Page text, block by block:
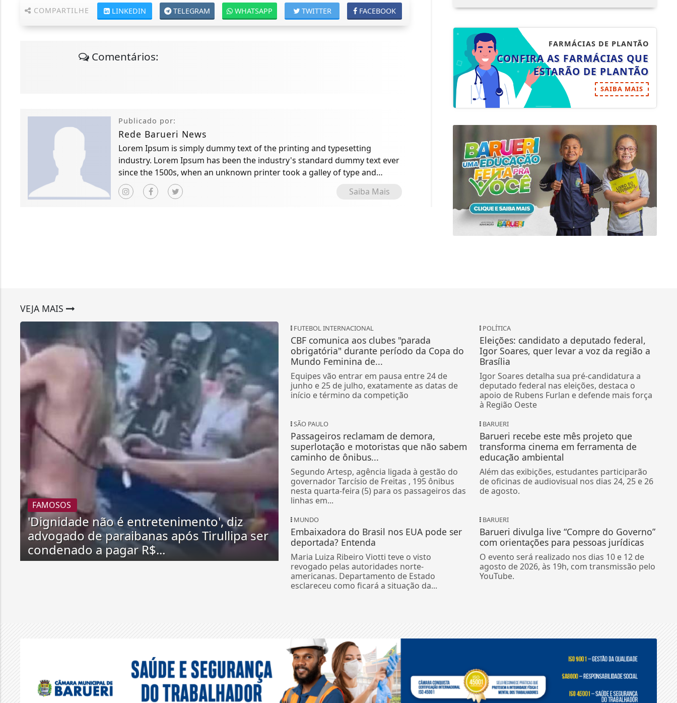
COMPARTILHE FACEBOOK
TWITTER
WHATSAPP
TELEGRAM
LINKEDIN
Comentários:
Publicado por:
Rede Barueri News
Lorem Ipsum is simply dummy text of the printing and typesetting
industry. Lorem Ipsum has been the industry's standard dummy text ever
since the 1500s, when an unknown printer took a galley of type and
scrambled it to make a type specimen book.
Saiba Mais
FARMÁCIAS DE PLANTÃO
CONFIRA AS FARMÁCIAS QUE
ESTARÃO DE PLANTÃO
SAIBA MAIS
VEJA MAIS
FAMOSOS
'Dignidade não é entretenimento', diz
advogado de paraibanas após Tirullipa ser
condenado a pagar R$...
FUTEBOL INTERNACIONAL
CBF comunica aos clubes "parada
obrigatória" durante período da Copa do
Mundo Feminina de...
Equipes vão entrar em pausa entre 24 de
junho e 25 de julho, exatamente as datas de
início e término da competição
POLÍTICA
Eleições: candidato a deputado federal,
Igor Soares, quer levar a voz da região a
Brasília
Igor Soares detalha sua pré-candidatura a
deputado federal nas eleições, destaca o
apoio de Rubens Furlan e defende mais força
à Região Oeste
SÃO PAULO
Passageiros reclamam de demora,
superlotação e motoristas que não sabem
caminho de ônibus...
Segundo Artesp, agência ligada à gestão do
governador Tarcísio de Freitas , 195 ônibus
nesta quarta-feira (5) para os passageiros das
linhas em...
BARUERI
Barueri recebe este mês projeto que
transforma cinema em ferramenta de
educação ambiental
Além das exibições, estudantes participarão
de oficinas de audiovisual nos dias 24, 25 e 26
de agosto.
MUNDO
Embaixadora do Brasil nos EUA pode ser
deportada? Entenda
Maria Luiza Ribeiro Viotti teve o visto
revogado pelas autoridades norte-
americanas. Departamento de Estado
esclareceu como ficará a situação da...
BARUERI
Barueri divulga live “Compre do Governo”
com orientações para pessoas jurídicas
O evento será realizado nos dias 10 e 12 de
agosto de 2026, às 19h, com transmissão pelo
YouTube.